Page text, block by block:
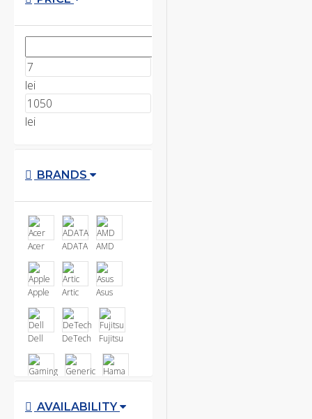
lei
lei
BRANDS
Acer ADATA AMD
Apple Artic Asus
Dell DeTech Fujitsu
Gaming Generic Hama
AVAILABILITY